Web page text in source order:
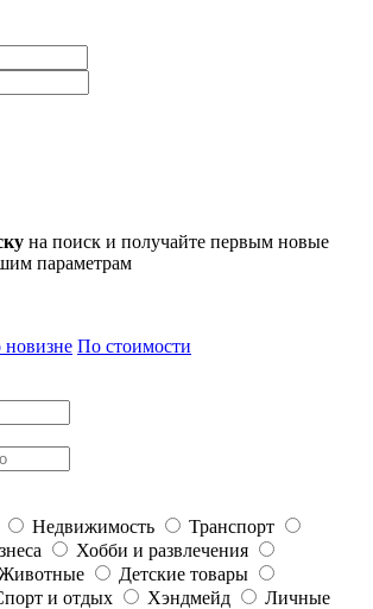
на поиск и получайте первым новые
параметрам
По стоимости
Недвижимость
Транспорт
Хобби и развлечения
Детские товары
и отдых Хэндмейд
Личные